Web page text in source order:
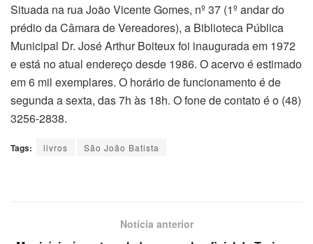
Situada na rua João Vicente Gomes, nº 37 (1º andar do
prédio da Câmara de Vereadores), a Biblioteca Pública
Municipal Dr. José Arthur Boiteux foi inaugurada em 1972
e está no atual endereço desde 1986. O acervo é estimado
em 6 mil exemplares. O horário de funcionamento é de
segunda a sexta, das 7h às 18h. O fone de contato é o (48)
3256-2838.
Tags: livros São João Batista
Notícia anterior